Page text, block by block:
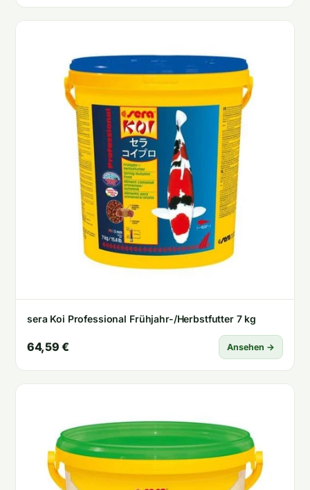
sera Koi Professional Frühjahr-/Herbstfutter 7 kg
64,59 € Ansehen →